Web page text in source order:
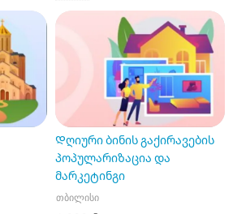
Დღიური ბინის გაქირავების
პოპულარიზაცია და
მარკეტინგი
თბილისი